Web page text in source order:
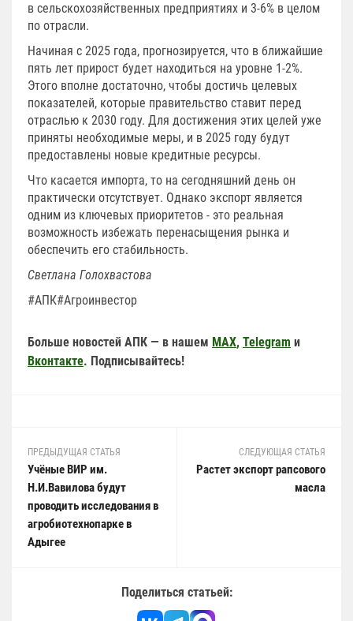
в сельскохозяйственных предприятиях и 3-6% в целом
по отрасли.
Начиная с 2025 года, прогнозируется, что в ближайшие
пять лет прирост будет находиться на уровне 1-2%.
Этого вполне достаточно, чтобы достичь целевых
показателей, которые правительство ставит перед
отраслью к 2030 году. Для достижения этих целей уже
приняты необходимые меры, и в 2025 году будут
предоставлены новые кредитные ресурсы.
Что касается импорта, то на сегодняшний день он
практически отсутствует. Однако экспорт является
одним из ключевых приоритетов - это реальная
возможность избежать перенасыщения рынка и
обеспечить его стабильность.
Светлана Голохвастова
#АПК#Агроинвестор
Больше новостей АПК — в нашем MAX, Telegram и
Вконтакте. Подписывайтесь!
ПРЕДЫДУЩАЯ СТАТЬЯ
Учёные ВИР им.
Н.И.Вавилова будут
проводить исследования в
агробиотехнопарке в
Адыгее
СЛЕДУЮЩАЯ СТАТЬЯ
Растет экспорт рапсового
масла
Поделиться статьей: